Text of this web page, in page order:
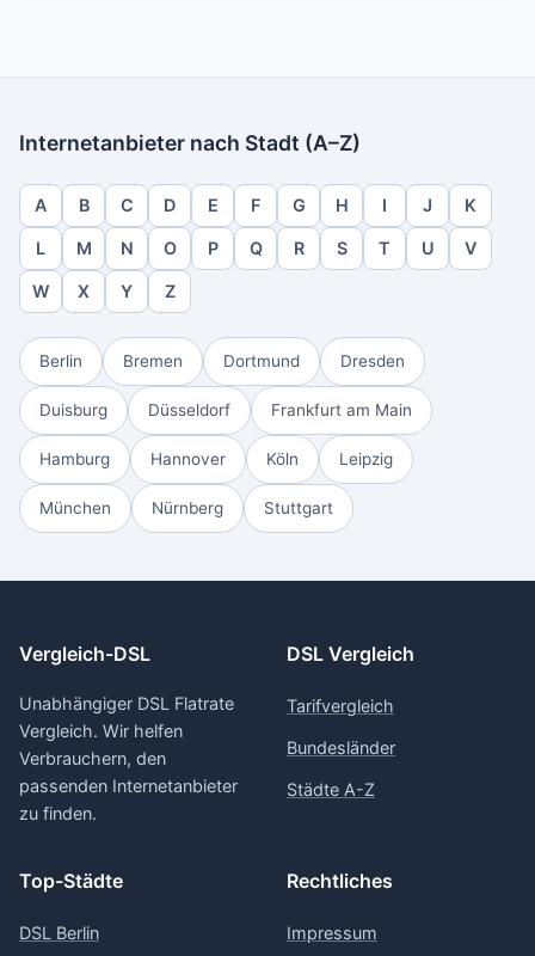
Internetanbieter nach Stadt (A–Z)
A B C D E F G H I J K
L M N O P Q R S T U V
W X Y Z
Berlin Bremen Dortmund Dresden
Duisburg Düsseldorf Frankfurt am Main
Hamburg Hannover Köln Leipzig
München Nürnberg Stuttgart
Vergleich-DSL
Unabhängiger DSL Flatrate
Vergleich. Wir helfen
Verbrauchern, den
passenden Internetanbieter
zu finden.
DSL Vergleich
Tarifvergleich
Bundesländer
Städte A-Z
Top-Städte
DSL Berlin
Rechtliches
Impressum